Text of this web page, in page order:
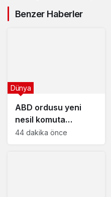
Benzer Haberler
ABD ordusu yeni
nesil komuta
sistemini
Dünya
44 dakika önce